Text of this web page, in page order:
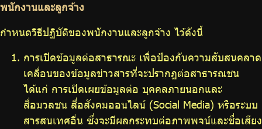
พนักงานและลูกจ้าง
กำหนดวิธีปฏิบัติของพนักงานและลูกจ้าง ไว้ดังนี้
การเปิดข้อมูลต่อสาธารณะ เพื่อป้องกันความสับสนคลาด
เคลื่อนของข้อมูลข่าวสารที่จะปรากฏต่อสาธารณชน
ได้แก่ การเปิดเผยข้อมูลต่อ บุคคลภายนอกและ
สื่อมวลชน สื่อสังคมออนไลน์ (Social Media) หรือระบบ
สารสนเทศอื่น ซึ่งจะมีผลกระทบต่อภาพพจน์และชื่อเสียง